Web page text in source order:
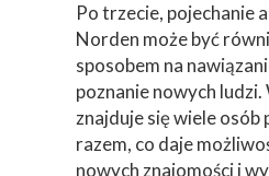
Po trzecie, pojechanie
Norden może być
sposobem na
poznanie nowych
znajduje się wiele osób
razem, co daje
nowych znajomości i